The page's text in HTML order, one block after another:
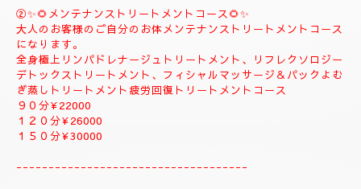
全身極上リンパドレナージュトリートメント、リフレ
クソロジーデトックストリートメント足ツボ疲労回復
トリートメント、ジャプカサイ＆リンガムトリートメ
ント、よむぎ蒸しコース
９０分¥22000
１２０分¥28000⇒¥26000⇒よむぎ蒸しコース
１５０分¥32000⇒¥30000⇒よむぎ蒸しコース
１８０分￥40000⇒¥38000⇒よむぎ蒸しコース